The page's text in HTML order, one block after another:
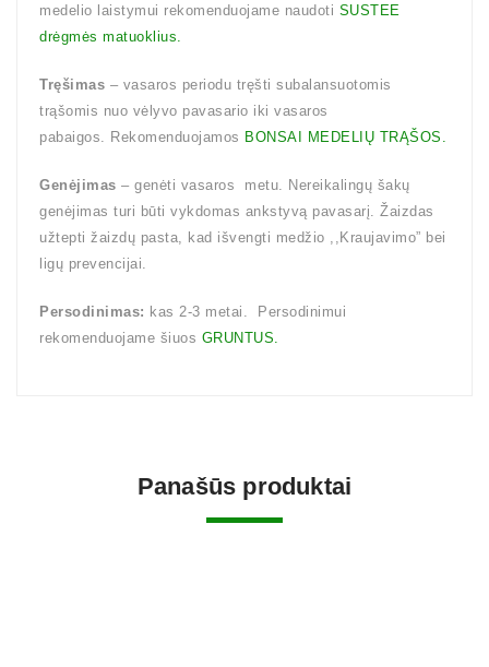
medelio laistymui rekomenduojame naudoti SUSTEE
drėgmės matuoklius.
Tręšimas – vasaros periodu tręšti subalansuotomis
trąšomis nuo vėlyvo pavasario iki vasaros
pabaigos. Rekomenduojamos BONSAI MEDELIŲ TRĄŠOS.
Genėjimas – genėti vasaros metu. Nereikalingų šakų
genėjimas turi būti vykdomas ankstyvą pavasarį. Žaizdas
užtepti žaizdų pasta, kad išvengti medžio ,,Kraujavimo” bei
ligų prevencijai.
Persodinimas: kas 2-3 metai. Persodinimui
rekomenduojame šiuos GRUNTUS.
Panašūs produktai